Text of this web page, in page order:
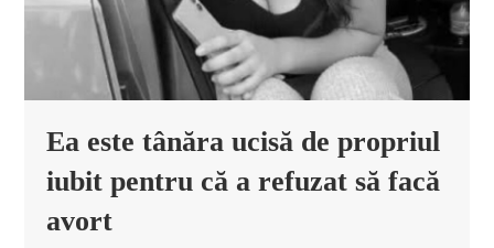
Ea este tânăra ucisă de propriul
iubit pentru că a refuzat să facă
avort